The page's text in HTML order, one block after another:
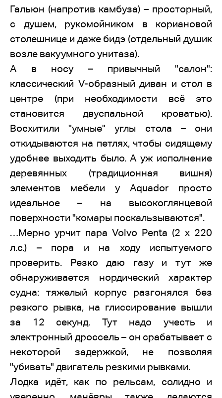
Гальюн (напротив камбуза) – просторный,
с душем, рукомойником в кориановой
столешнице и даже бидэ (отдельный душик
возле вакуумного унитаза).
А в носу – привычный "салон":
классический V-образный диван и стол в
центре (при необходимости всё это
становится двуспальной кроватью).
Восхитили "умные" углы стола – они
откидываются на петлях, чтобы сидящему
удобнее выходить было. А уж исполнение
деревянных (традиционная вишня)
элементов мебели у Aquador просто
идеальное – на высокоглянцевой
поверхности "комары поскальзываются".
…Мерно урчит пара Volvo Penta (2 х 220
л.с.) – пора и на ходу испытуемого
проверить. Резко даю газу и тут же
обнаруживается нордический характер
судна: тяжелый корпус разгонялся без
резкого рывка, на глиссирование вышли
за 12 секунд. Тут надо учесть и
электронный дроссель – он срабатывает с
некоторой задержкой, не позволяя
"убивать" двигатель резкими рывками.
Лодка идёт, как по рельсам, солидно и